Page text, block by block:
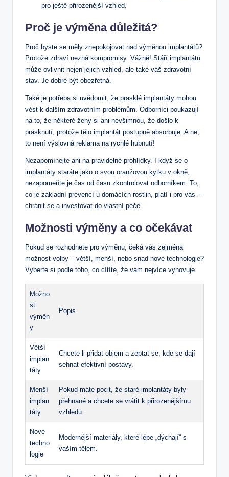
pro ještě přirozenější vzhled.
Proč je výměna důležitá?
Proč byste se měly znepokojovat nad výměnou implantátů?
Protože zdraví nezná kompromisy. Vážně! Stáří implantátů
může ovlivnit nejen jejich vzhled, ale také váš zdravotní
stav. Je dobré být obezřetná.
Také je potřeba si uvědomit, že prasklé implantáty mohou
vést k dalším zdravotním problémům. Odborníci poukazují
na to, že některé ženy si ani nevšimnou, že došlo k
prasknutí, protože tělo implantát postupně absorbuje. A ne,
to není výslovná reklama na rychlé hubnutí!
Nezapomínejte ani na pravidelné prohlídky. I když se o
implantáty staráte jako o svou oranžovou kytku v okně,
nezapomeňte je čas od času zkontrolovat odborníkem. To,
co je základní prevencí u domácích rostlin, platí i pro vás –
chránit se a investovat do vlastní péče.
Možnosti výměny a co očekávat
Pokud se rozhodnete pro výměnu, čeká vás zejména
možnost volby – větší, menší, nebo snad nové technologie?
Vyberte si podle toho, co cítíte, že vám nejvíce vyhovuje.
Možno
st
výměn
y
Popis
Větší
implan
táty
Chcete-li přidat objem a zeptat se, kde se dají
sehnat efektivní postavy.
Menší
implan
táty
Pokud máte pocit, že staré implantáty byly
přehnané a chcete se vrátit k přirozenějšímu
vzhledu.
Nové
techno
logie
Modernější materiály, které lépe „dýchají“ s
vaším tělem.